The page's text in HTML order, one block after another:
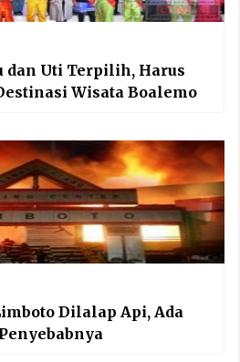
dan Uti Terpilih, Harus
Wisata Boalemo
Dilalap Api, Ada